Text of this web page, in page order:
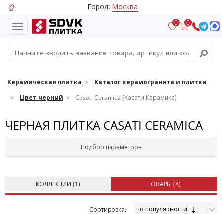
Город: Москва
0 0
Керамическая плитка
Каталог керамогранита и плитки
Цвет черный
Casati Ceramica (Касати Керамика)
ЧЕРНАЯ ПЛИТКА CASATI CERAMICA
Подбор параметров
КОЛЛЕКЦИИ (1) ТОВАРЫ (8)
Cортировка: по популярности